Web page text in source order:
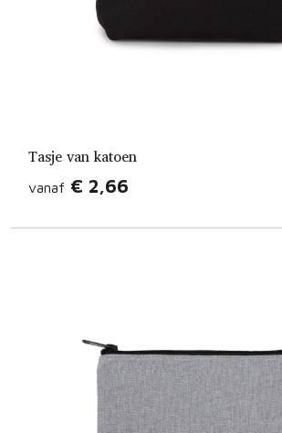
Tasje van katoen
vanaf € 2,66